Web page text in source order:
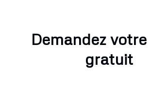
Demandez votre
gratuit